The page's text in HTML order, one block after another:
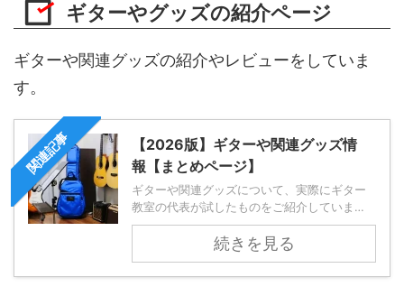
ギターやグッズの紹介ページ
ギターや関連グッズの紹介やレビューをしていま
す。
関連記事
【2026版】ギターや関連グッズ情
報【まとめページ】
ギターや関連グッズについて、実際にギター
教室の代表が試したものをご紹介していま…
続きを見る